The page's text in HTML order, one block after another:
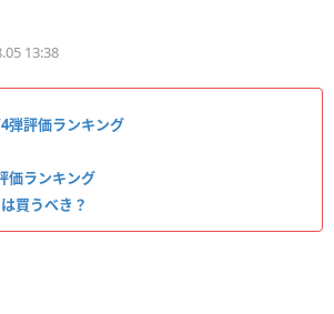
13:38
弾評価ランキング
価ランキング
買うべき？